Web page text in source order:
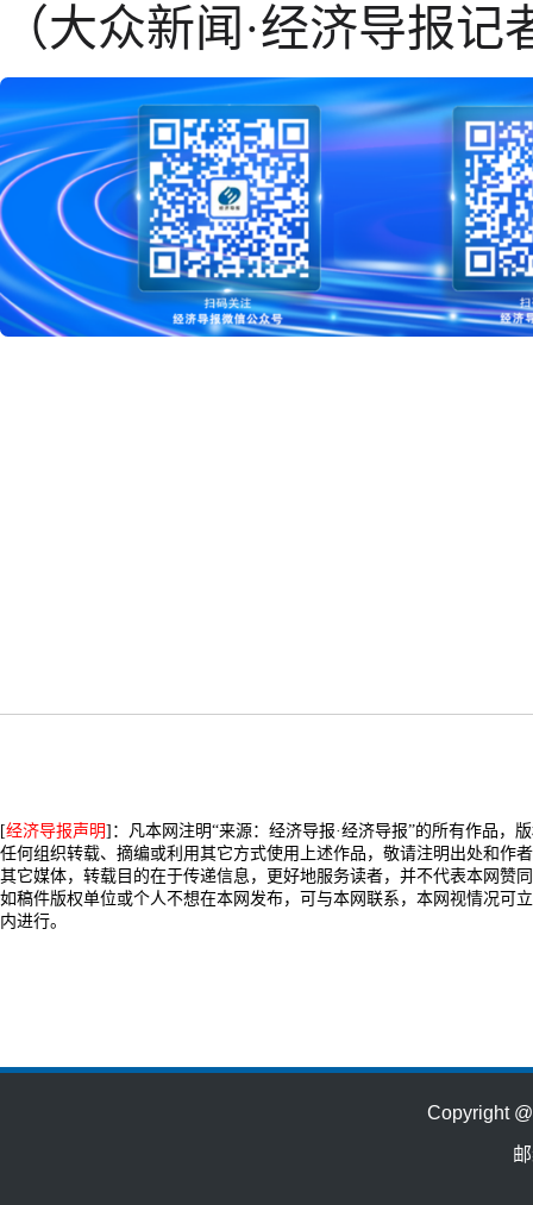
（大众新闻·经济导报记
[经济导报声明]：凡本网注明“来源：经济导报·经济导报”的所有作品，
任何组织转载、摘编或利用其它方式使用上述作品，敬请注明出处和作
其它媒体，转载目的在于传递信息，更好地服务读者，并不代表本网赞
如稿件版权单位或个人不想在本网发布，可与本网联系，本网视情况可
内进行。
Copyright